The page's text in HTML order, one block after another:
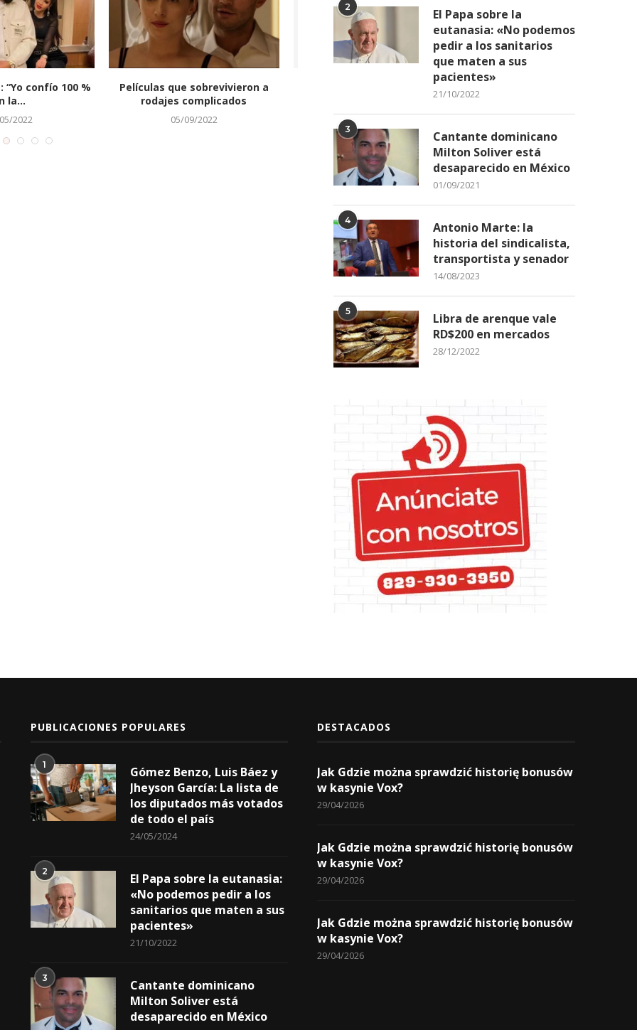
de figuras
abandonaron sin
Dictan dos meses de prisión
preventiva a Onguito...
07/12/2022
Valentía y glamour en tardes
navideños
03/11/2021
2
El Papa sobre la
eutanasia: «No podemos
pedir a los sanitarios
que maten a sus
pacientes»
21/10/2022
3
Cantante dominicano
Milton Soliver está
desaparecido en México
01/09/2021
4
Antonio Marte: la
historia del sindicalista,
transportista y senador
14/08/2023
5
Libra de arenque vale
RD$200 en mercados
28/12/2022
PUBLICACIONES POPULARES
1
Gómez Benzo, Luis Báez y
Jheyson García: La lista de
los diputados más votados
de todo el país
24/05/2024
2
El Papa sobre la eutanasia:
«No podemos pedir a los
sanitarios que maten a sus
pacientes»
21/10/2022
3
Cantante dominicano
Milton Soliver está
desaparecido en México
DESTACADOS
Jak Gdzie można sprawdzić historię bonusów
w kasynie Vox?
29/04/2026
Jak Gdzie można sprawdzić historię bonusów
w kasynie Vox?
29/04/2026
Jak Gdzie można sprawdzić historię bonusów
w kasynie Vox?
29/04/2026